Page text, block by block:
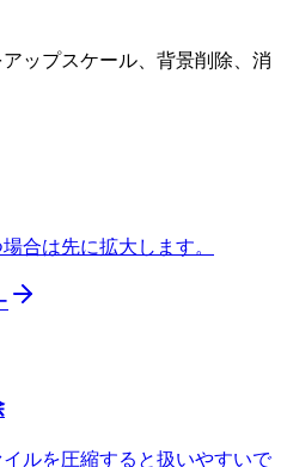
ップスケール、背景削除、消
合は先に拡大します。
ルを圧縮すると扱いやすいで